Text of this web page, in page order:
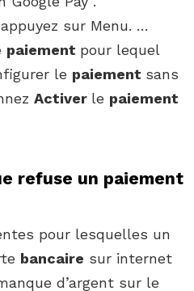
sur Menu. …
paiement pour lequel
le paiement sans
Activer le paiement
refuse un paiement
pour lesquelles un
bancaire sur internet
d’argent sur le